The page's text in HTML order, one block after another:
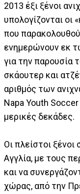
2013 έξι ξένοι
υπολογίζονται οι
που
ενημερώνουν εκ
για την παρουσία
σκάουτερ και
αριθμός των
Napa Youth
μερικές δεκάδες.
Οι πλείστοι
Αγγλία, με τους
και να
χώρας, από την